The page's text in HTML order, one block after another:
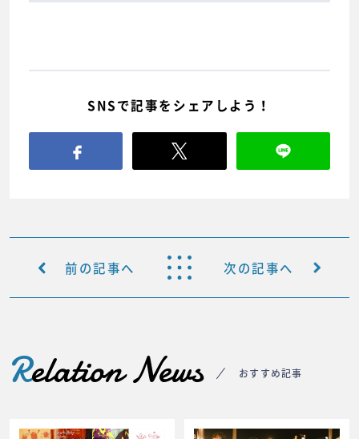
SNSで記事をシェアしよう！
前の記事へ 次の記事へ
Relation News おすすめ記事